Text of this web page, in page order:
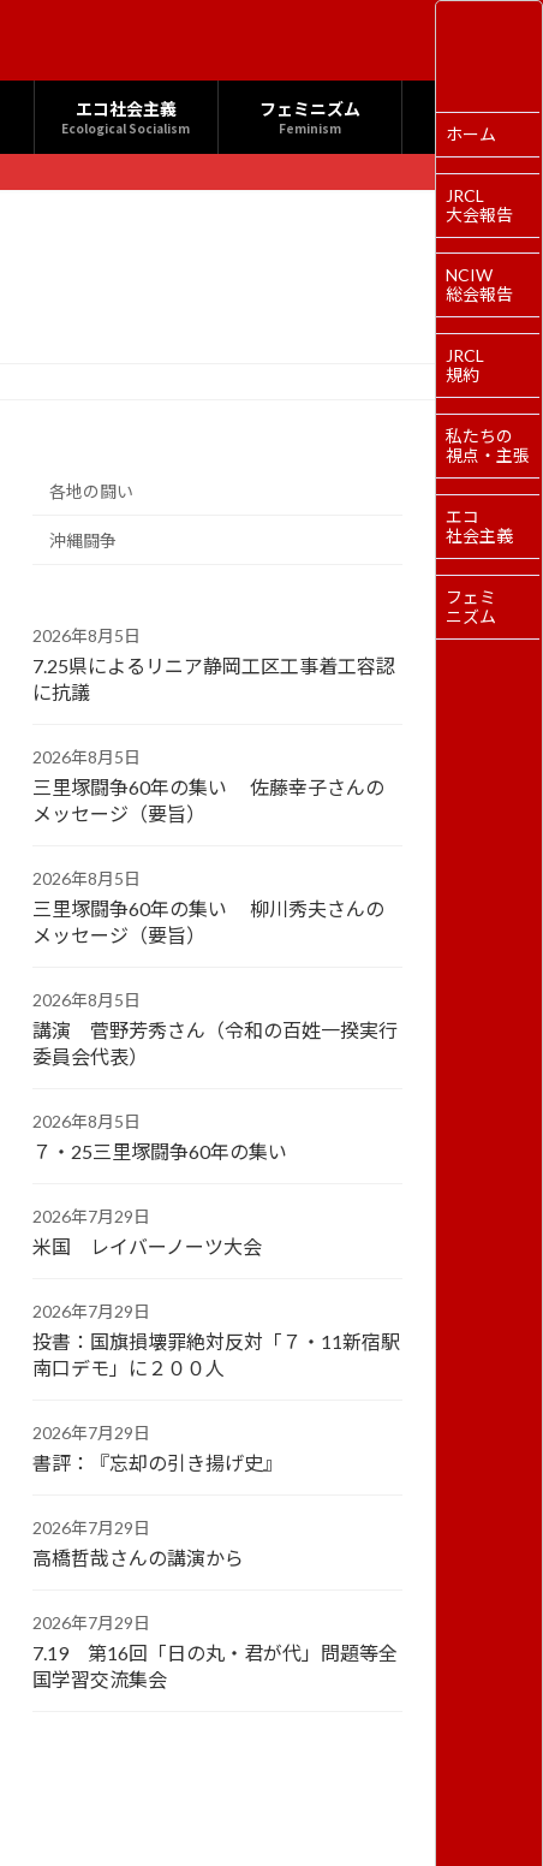
エコ社会主義
Ecological Socialism
フェミニズム
Feminism
各地の闘い
沖縄闘争
2026年8月5日
7.25県によるリニア静岡工区工事着工容認
に抗議
2026年8月5日
三里塚闘争60年の集い 佐藤幸子さんの
メッセージ（要旨）
2026年8月5日
三里塚闘争60年の集い 柳川秀夫さんの
メッセージ（要旨）
2026年8月5日
講演 菅野芳秀さん（令和の百姓一揆実行
委員会代表）
2026年8月5日
７・25三里塚闘争60年の集い
2026年7月29日
米国 レイバーノーツ大会
2026年7月29日
投書：国旗損壊罪絶対反対「７・11新宿駅
南口デモ」に２００人
2026年7月29日
書評：『忘却の引き揚げ史』
2026年7月29日
高橋哲哉さんの講演から
2026年7月29日
7.19 第16回「日の丸・君が代」問題等全
国学習交流集会
ホーム
JRCL
大会報告
NCIW
総会報告
JRCL
規約
私たちの
視点・主張
エコ
社会主義
フェミ
ニズム